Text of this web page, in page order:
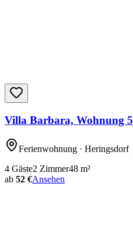
Villa Barbara, Wohnung 5
Ferienwohnung · Heringsdorf
4 Gäste2 Zimmer48 m²
ab 52 €Ansehen